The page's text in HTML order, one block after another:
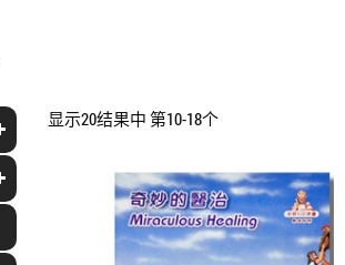
显示20结果中 第10-18个